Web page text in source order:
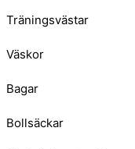
Träningsvästar
Väskor
Bagar
Bollsäckar